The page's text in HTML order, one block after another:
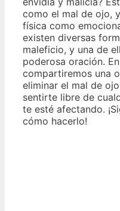
como el mal de ojo,
física como
existen diversas
maleficio, y una de
poderosa oración.
compartiremos una
eliminar el mal de
sentirte libre de
te esté afectando.
cómo hacerlo!